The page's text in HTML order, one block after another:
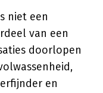
niet een
van een
doorlopen
en